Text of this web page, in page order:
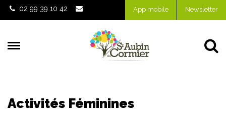
Gestion des traceurs
02 99 39 10 42 App mobile Newsletter
Activités Féminines